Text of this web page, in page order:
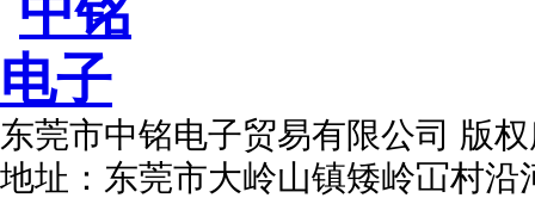
东莞市中铭电子贸易有限公司 版
地址：东莞市大岭山镇矮岭冚村沿